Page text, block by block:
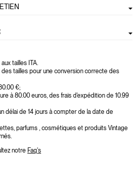
tailles ITA.
des tailles pour une conversion correcte des
€;
à 80.00 euros, des frais d'expédition de 10.99
délai de 14 jours à compter de la date de
parfums , cosmétiques et produits Vintage
notre Faq's